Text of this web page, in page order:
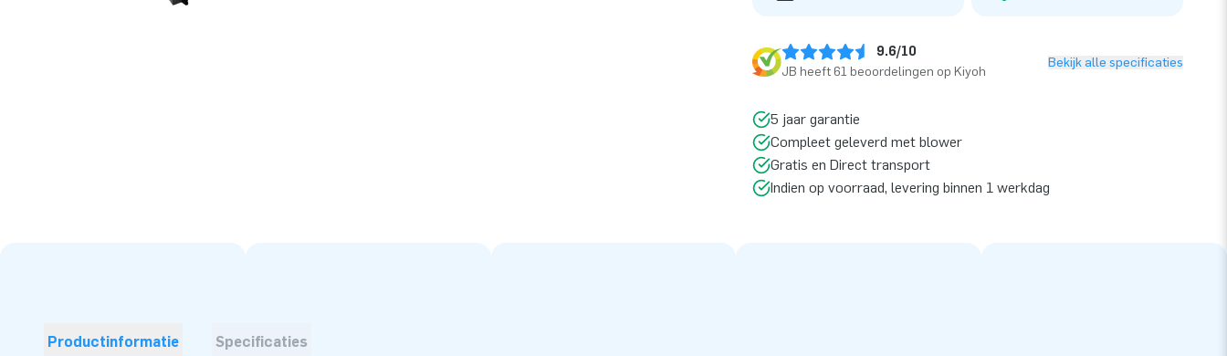
9.6/10
JB heeft 61 beoordelingen op Kiyoh
Bekijk alle specificaties
5 jaar garantie
Compleet geleverd met blower
Gratis en Direct transport
Indien op voorraad, levering binnen 1 werkdag
Productinformatie Specificaties